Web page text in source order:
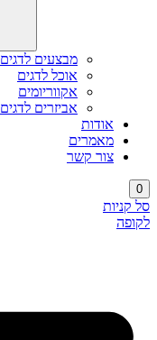
מבצעים לדגים
אוכל לדגים
אקווריומים
אביזרים לדגים
אודות
מאמרים
צור קשר
0
סל קניות
לקופה